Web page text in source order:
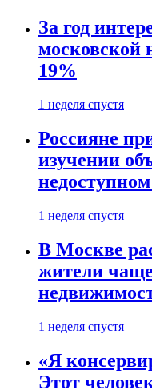
За год
московской
19%
1 неделя спустя
Россияне
изучении
1 неделя спустя
В Москве
жители
1 неделя спустя
«Я
Этот